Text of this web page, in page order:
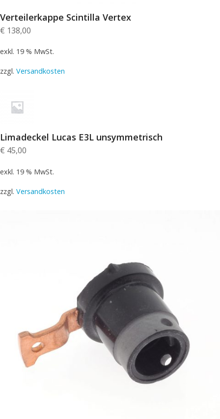
Verteilerkappe Scintilla Vertex
€ 138,00
exkl. 19 % MwSt.
zzgl. Versandkosten
Limadeckel Lucas E3L unsymmetrisch
€ 45,00
exkl. 19 % MwSt.
zzgl. Versandkosten